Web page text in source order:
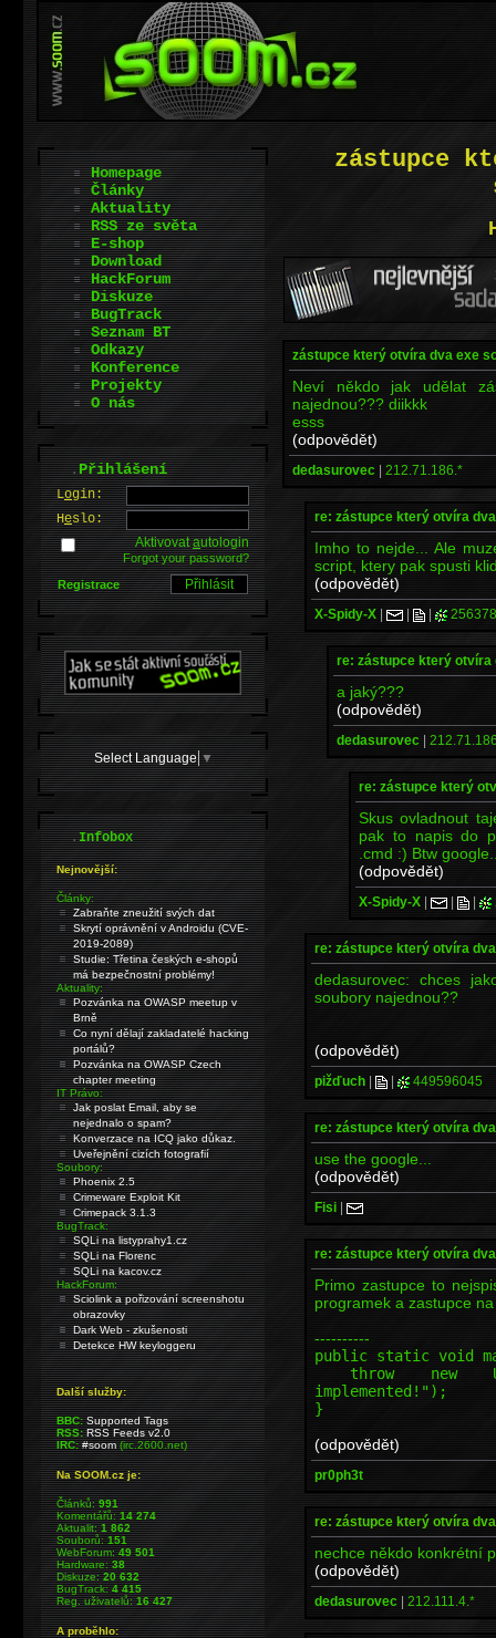
zástupce
zástupce který otvíra dva exe
Neví někdo jak udělat
najednou??? diikkk
esss
(odpovědět)
dedasurovec | 212.71.186.*
re: zástupce který otvíra
Imho to nejde... Ale
script, ktery pak spusti
(odpovědět)
X-Spidy-X | | |
re: zástupce který otvíra
a jaký???
(odpovědět)
dedasurovec |
re: zástupce který
Skus ovladnout
pak to napis do
.cmd :) Btw
(odpovědět)
X-Spidy-X | | |
re: zástupce který otvíra
dedasurovec: chces
soubory najednou??
(odpovědět)
pižďuch | | 449596045
re: zástupce který otvíra
use the google...
(odpovědět)
Fisi |
re: zástupce který otvíra
Primo zastupce to
programek a zastupce
----------
public static void
throw new
implemented!");
}
(odpovědět)
pr0ph3t
re: zástupce který otvíra
nechce někdo konkrétní
(odpovědět)
dedasurovec | 212.111.4.*
Homepage
Články
Aktuality
RSS ze světa
E-shop
Download
HackForum
Diskuze
BugTrack
Seznam BT
Odkazy
Konference
Projekty
O nás
.Přihlášení
Login:
Heslo:
Aktivovatautologin
Forgot your password?
Registrace
Select Language ▼
.Infobox
Nejnovější:
Články:
Zabraňte zneužití svých dat
Skrytí oprávnění v Androidu (CVE-
2019-2089)
Studie: Třetina českých e-shopů
má bezpečnostní problémy!
Aktuality:
Pozvánka na OWASP meetup v
Brně
Co nyní dělají zakladatelé hacking
portálů?
Pozvánka na OWASP Czech
chapter meeting
IT Právo:
Jak poslat Email, aby se
nejednalo o spam?
Konverzace na ICQ jako důkaz.
Uveřejnění cizích fotografií
Soubory:
Phoenix 2.5
Crimeware Exploit Kit
Crimepack 3.1.3
BugTrack:
SQLi na listyprahy1.cz
SQLi na Florenc
SQLi na kacov.cz
HackForum:
Sciolink a pořizování screenshotu
obrazovky
Dark Web - zkušenosti
Detekce HW keyloggeru
Další služby:
BBC: Supported Tags
RSS: RSS Feeds v2.0
IRC: #soom(irc.2600.net)
Na SOOM.cz je:
Článků:991
Komentářů:14 274
Aktualit:1 862
Souborů:151
WebForum:49 501
Hardware:38
Diskuze:20 632
BugTrack:4 415
Reg. uživatelů:16 427
A proběhlo: